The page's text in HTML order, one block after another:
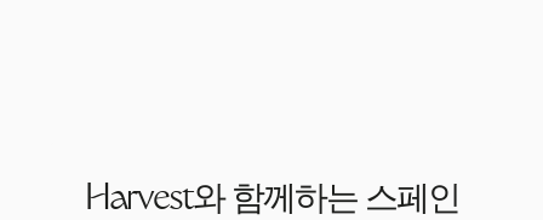
Harvest와 함께하는 스페인